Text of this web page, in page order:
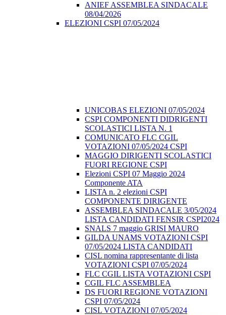
ANIEF ASSEMBLEA SINDACALE
08/04/2026
ELEZIONI CSPI 07/05/2024
UNICOBAS ELEZIONI 07/05/2024
CSPI COMPONENTI DIDRIGENTI
SCOLASTICI LISTA N. 1
COMUNICATO FLC CGIL
VOTAZIONI 07/05/2024 CSPI
MAGGIO DIRIGENTI SCOLASTICI
FUORI REGIONE CSPI
Elezioni CSPI 07 Maggio 2024
Componente ATA
LISTA n. 2 elezioni CSPI
COMPONENTE DIRIGENTE
ASSEMBLEA SINDACALE 3/05/2024
LISTA CANDIDATI FENSIR CSPI2024
SNALS 7 maggio GRISI MAURO
GILDA UNAMS VOTAZIONI CSPI
07/05/2024 LISTA CANDIDATI
CISL nomina rappresentante di lista
VOTAZIONI CSPI 07/05/2024
FLC CGIL LISTA VOTAZIONI CSPI
CGIL FLC ASSEMBLEA
DS FUORI REGIONE VOTAZIONI
CSPI 07/05/2024
CISL VOTAZIONI 07/05/2024